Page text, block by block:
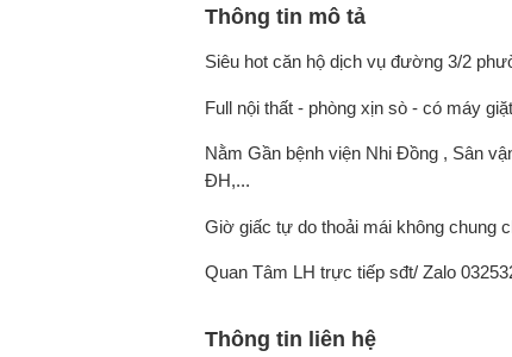
Thông tin mô tả
Siêu hot căn hộ dịch vụ đường 3/2
Full nội thất - phòng xịn sò - có máy
Nằm Gần bệnh viện Nhi Đồng , Sân
ĐH,...
Giờ giấc tự do thoải mái không chung
Quan Tâm LH trực tiếp sđt/ Zalo
Thông tin liên hệ